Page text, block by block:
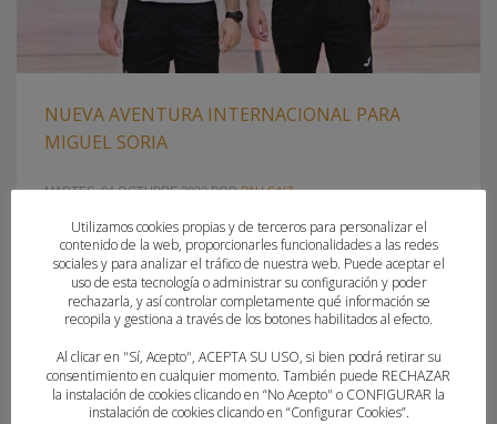
NUEVA AVENTURA INTERNACIONAL PARA
MIGUEL SORIA
MARTES, 04 OCTUBRE 2022 PORPAU SAIZ
EL ÁRBITRO VALENCIANO, JUNTO CON EL ASTURIANO JESÚS
ÁLVAREZ, HA VIAJADO HASTA ARABIA SAUDÍ PARA DIRIGIR
DOS PARTIDOS DE LA MÁXIMA CATEGORÍA La temporada
2022-2023 arranca con paso firme para el balonmano de la
Elche en las máximas categorías estatales y con presencia
en competiciones
Utilizamos cookies propias y de terceros para personalizar el
contenido de la web, proporcionarles funcionalidades a las redes
sociales y para analizar el tráfico de nuestra web. Puede aceptar el
uso de esta tecnología o administrar su configuración y poder
rechazarla, y así controlar completamente qué información se
recopila y gestiona a través de los botones habilitados al efecto.
Al clicar en "Sí, Acepto", ACEPTA SU USO, si bien podrá retirar su
consentimiento en cualquier momento. También puede RECHAZAR
la instalación de cookies clicando en “No Acepto" o CONFIGURAR la
instalación de cookies clicando en “Configurar Cookies”.